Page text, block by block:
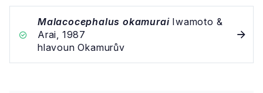
Malacocephalus okamuraiIwamoto &
Arai, 1987
hlavoun Okamurův